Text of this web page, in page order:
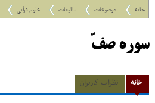
خانه موضوعات تالیفات علوم قرآنی
سوره صفّ
خانه نظرات کاربران